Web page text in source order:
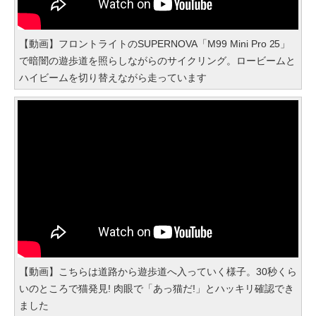
【動画】フロントライトのSUPERNOVA「M99 Mini Pro 25」
で暗闇の遊歩道を照らしながらのサイクリング。ロービームと
ハイビームを切り替えながら走っています
【動画】こちらは道路から遊歩道へ入っていく様子。30秒くら
いのところで猫発見! 肉眼で「あっ猫だ!」とハッキリ確認でき
ました